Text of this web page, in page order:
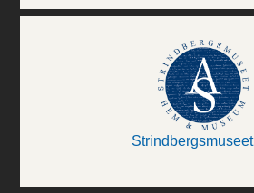
Strindbergsmuseet